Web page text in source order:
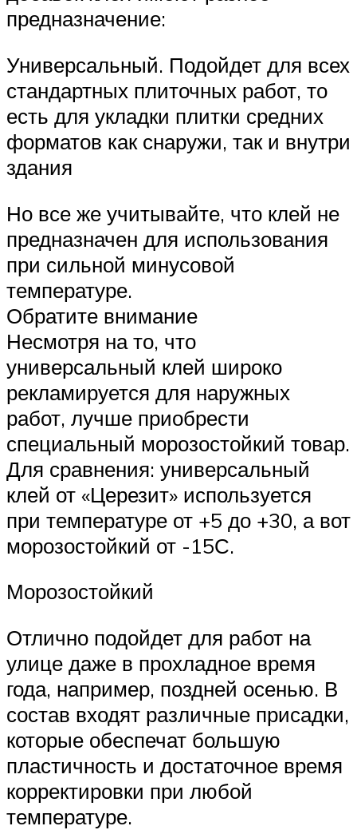
предназначение:
Универсальный. Подойдет для всех
стандартных плиточных работ, то
есть для укладки плитки средних
форматов как снаружи, так и внутри
здания
Но все же учитывайте, что клей не
предназначен для использования
при сильной минусовой
температуре.
Обратите внимание
Несмотря на то, что
универсальный клей широко
рекламируется для наружных
работ, лучше приобрести
специальный морозостойкий товар.
Для сравнения: универсальный
клей от «Церезит» используется
при температуре от +5 до +30, а вот
морозостойкий от -15С.
Морозостойкий
Отлично подойдет для работ на
улице даже в прохладное время
года, например, поздней осенью. В
состав входят различные присадки,
которые обеспечат большую
пластичность и достаточное время
корректировки при любой
температуре.